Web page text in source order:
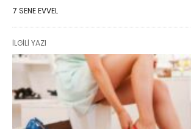
7 SENE EVVEL
İLGILI YAZI